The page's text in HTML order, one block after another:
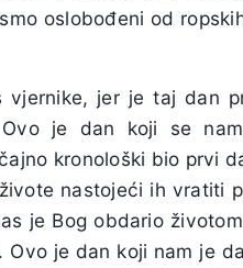
oslobođeni od
jer je taj dan
je dan koji se
kronološki bio prvi
nastojeći ih vratiti
je Bog obdario
je dan koji nam je